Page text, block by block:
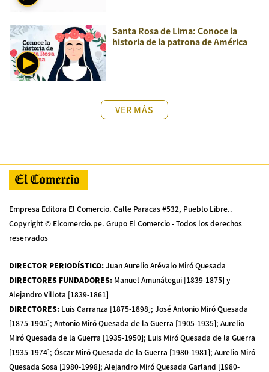
Santa Rosa de Lima: Conoce la
historia de la patrona de América
VER MÁS
Empresa Editora El Comercio. Calle Paracas #532, Pueblo Libre..
Copyright © Elcomercio.pe. Grupo El Comercio - Todos los derechos
reservados
DIRECTOR PERIODÍSTICO:Juan Aurelio Arévalo Miró Quesada
DIRECTORES FUNDADORES: Manuel Amunátegui [1839-1875] y
Alejandro Villota [1839-1861]
DIRECTORES: Luis Carranza [1875-1898]; José Antonio Miró Quesada
[1875-1905]; Antonio Miró Quesada de la Guerra [1905-1935]; Aurelio
Miró Quesada de la Guerra [1935-1950]; Luis Miró Quesada de la Guerra
[1935-1974]; Óscar Miró Quesada de la Guerra [1980-1981]; Aurelio Miró
Quesada Sosa [1980-1998]; Alejandro Miró Quesada Garland [1980-